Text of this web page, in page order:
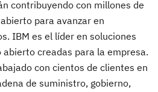
contribuyendo con millones de
para avanzar en
IBM es el líder en soluciones
abierto creadas para la empresa.
con cientos de clientes en
de suministro, gobierno,